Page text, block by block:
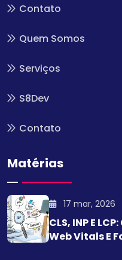
Contato
Quem Somos
Serviços
S8Dev
Contato
Matérias
17 mar, 2026
CLS, INP E
Web Vitals E